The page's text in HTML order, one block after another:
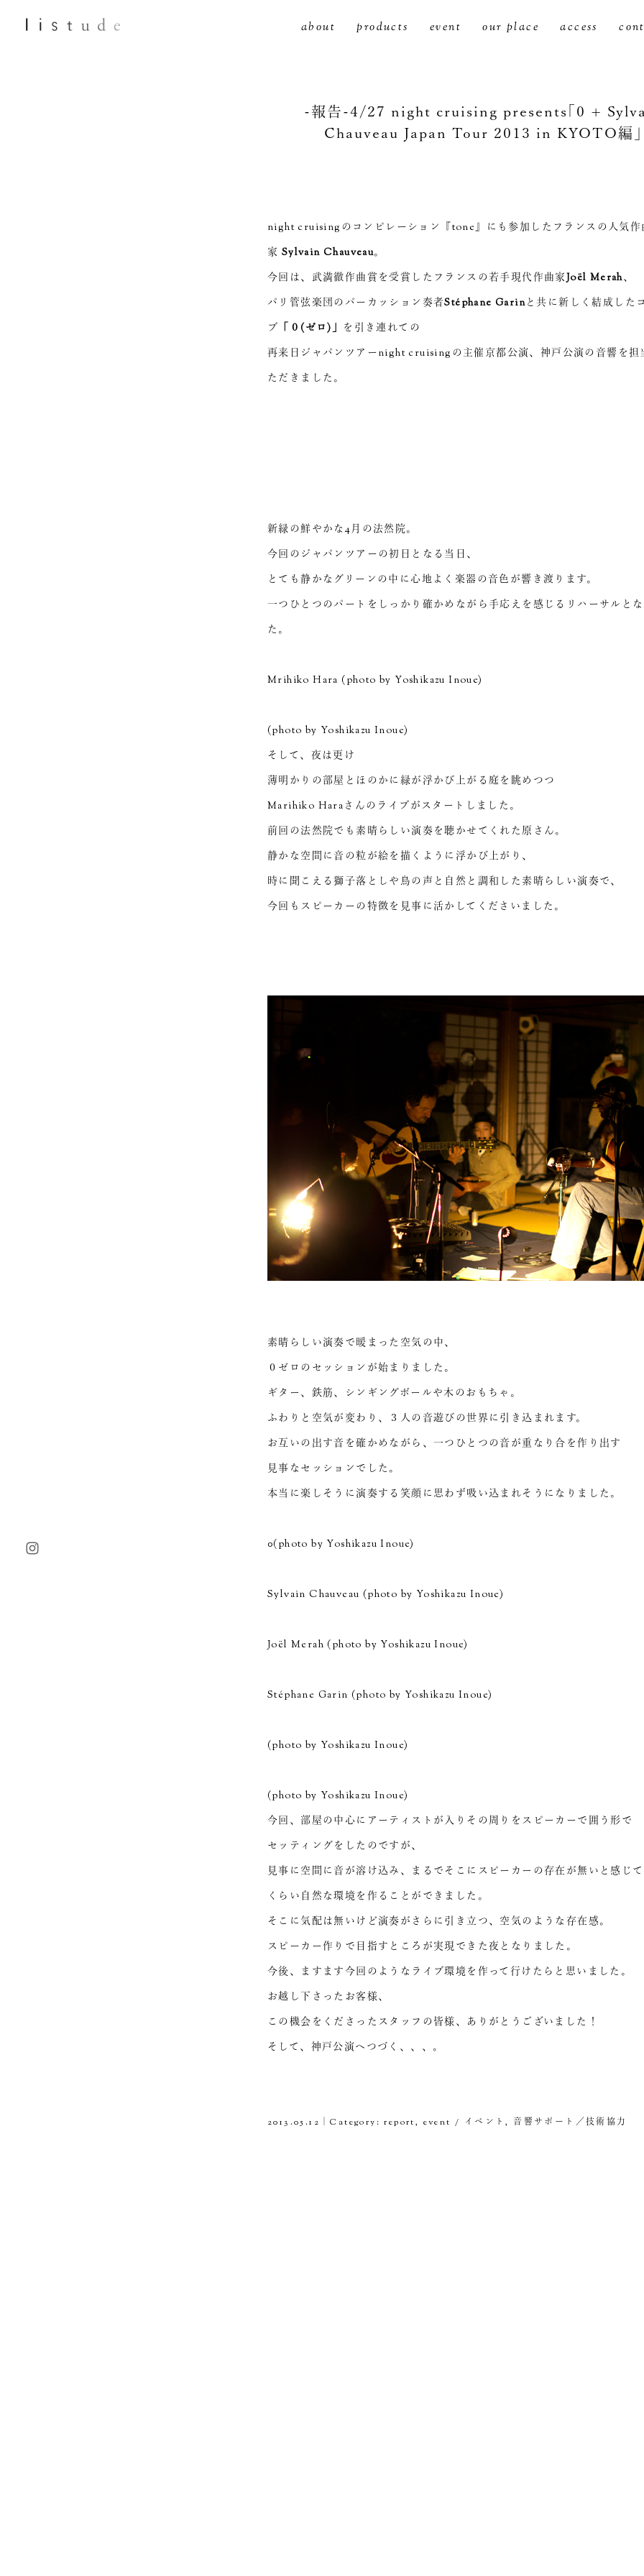
about products event our place access
-報告-4/27 night cruising presents「0 +
Chauveau Japan Tour 2013 in KYOTO編」
night cruisingのコンピレーション『tone』にも参加したフランスの人気作
家 Sylvain Chauveau。
今回は、武満徹作曲賞を受賞したフランスの若手現代作曲家Joël Merah、
パリ管弦楽団のパーカッション奏者Stéphane Garinと共に新しく結成した
ブ 「０(ゼロ)」 を引き連れての
再来日ジャパンツアーnight cruisingの主催京都公演、神戸公演の音響を担
ただきました。
新緑の鮮やかな4月の法然院。
今回のジャパンツアーの初日となる当日、
とても静かなグリーンの中に心地よく楽器の音色が響き渡ります。
一つひとつのパートをしっかり確かめながら手応えを感じるリハーサルと
た。
Mrihiko Hara (photo by Yoshikazu Inoue)
(photo by Yoshikazu Inoue)
そして、夜は更け
薄明かりの部屋とほのかに緑が浮かび上がる庭を眺めつつ
Marihiko Haraさんのライブがスタートしました。
前回の法然院でも素晴らしい演奏を聴かせてくれた原さん。
静かな空間に音の粒が絵を描くように浮かび上がり、
時に聞こえる獅子落としや鳥の声と自然と調和した素晴らしい演奏で、
今回もスピーカーの特徴を見事に活かしてくださいました。
素晴らしい演奏で暖まった空気の中、
０ゼロのセッションが始まりました。
ギター、鉄筋、シンギングボールや木のおもちゃ。
ふわりと空気が変わり、３人の音遊びの世界に引き込まれます。
お互いの出す音を確かめながら、一つひとつの音が重なり合を作り出す
見事なセッションでした。
本当に楽しそうに演奏する笑顔に思わず吸い込まれそうになりました。
0(photo by Yoshikazu Inoue)
Sylvain Chauveau (photo by Yoshikazu Inoue)
Joël Merah (photo by Yoshikazu Inoue)
Stéphane Garin (photo by Yoshikazu Inoue)
(photo by Yoshikazu Inoue)
(photo by Yoshikazu Inoue)
今回、部屋の中心にアーティストが入りその周りをスピーカーで囲う形で
セッティングをしたのですが、
見事に空間に音が溶け込み、まるでそこにスピーカーの存在が無いと感じ
くらい自然な環境を作ることができました。
そこに気配は無いけど演奏がさらに引き立つ、空気のような存在感。
スピーカー作りで目指すところが実現できた夜となりました。
今後、ますます今回のようなライブ環境を作って行けたらと思いました。
お越し下さったお客様、
この機会をくださったスタッフの皆様、ありがとうございました！
そして、神戸公演へつづく、、、。
2013.05.12｜Category:report, event / イベント,音響サポート／技術協力